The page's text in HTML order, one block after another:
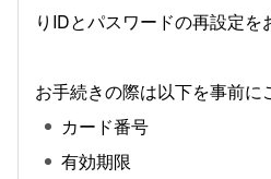
りIDとパスワードの再設定を
お手続きの際は以下を事前に
カード番号
有効期限